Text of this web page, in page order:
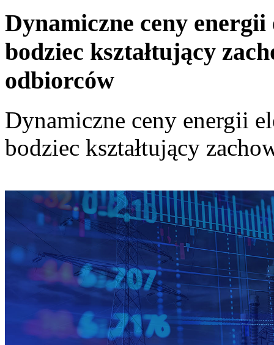
Dynamiczne ceny
bodziec kształtujący
odbiorców
Dynamiczne ceny energii
bodziec kształtujący